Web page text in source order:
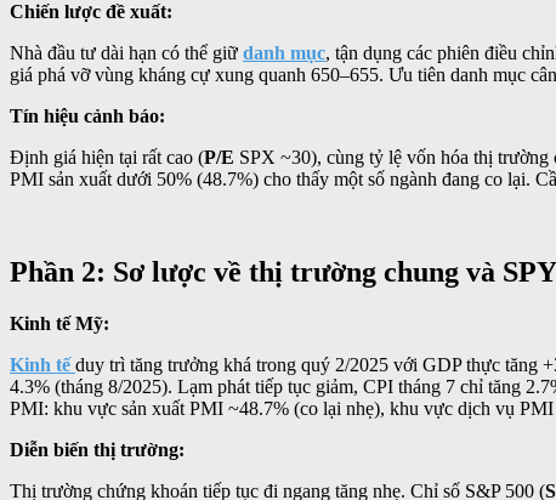
Chiến lược đề xuất:
Nhà đầu tư dài hạn có thể giữ danh mục, tận dụng các phiên điều
giá phá vỡ vùng kháng cự xung quanh 650–655. Ưu tiên danh mục
Tín hiệu cảnh báo:
Định giá hiện tại rất cao (P/E SPX ~30), cùng tỷ lệ vốn hóa thị trường
PMI sản xuất dưới 50% (48.7%) cho thấy một số ngành đang co lại.
Phần 2: Sơ lược về thị trường chung và
Kinh tế Mỹ:
Kinh tếduy trì tăng trưởng khá trong quý 2/2025 với GDP thực tăng
4.3% (tháng 8/2025). Lạm phát tiếp tục giảm, CPI tháng 7 chỉ tăng
PMI: khu vực sản xuất PMI ~48.7% (co lại nhẹ), khu vực dịch vụ
Diễn biến thị trường:
Thị trường chứng khoán tiếp tục đi ngang tăng nhẹ. Chỉ số S&P 500 (